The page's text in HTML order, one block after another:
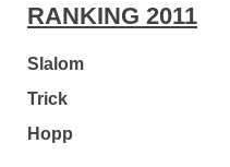
RANKING 2011
Slalom
Trick
Hopp